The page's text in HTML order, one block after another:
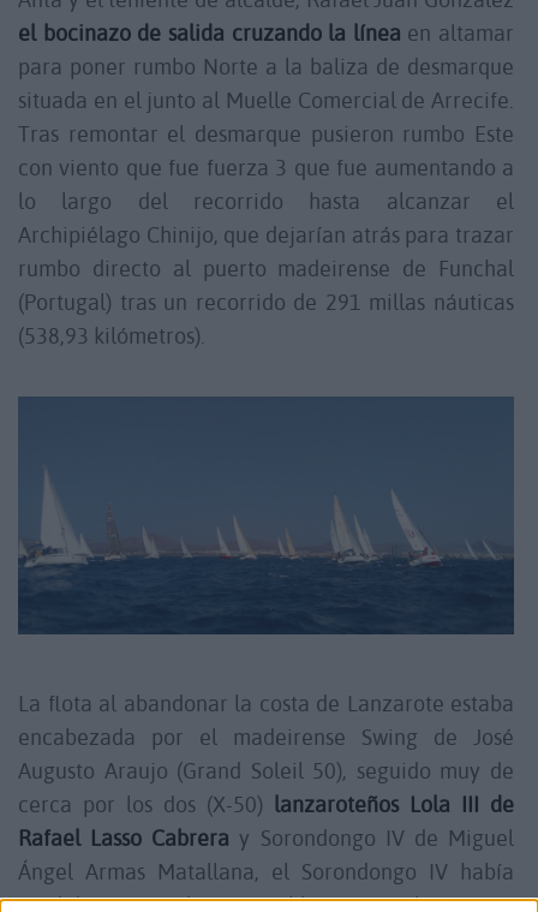
el bocinazo de salida cruzando la línea en altamar
para poner rumbo Norte a la baliza de desmarque
situada en el junto al Muelle Comercial de Arrecife.
Tras remontar el desmarque pusieron rumbo Este
con viento que fue fuerza 3 que fue aumentando a
lo largo del recorrido hasta alcanzar el
Archipiélago Chinijo, que dejarían atrás para trazar
rumbo directo al puerto madeirense de Funchal
(Portugal) tras un recorrido de 291 millas náuticas
(538,93 kilómetros).
La flota al abandonar la costa de Lanzarote estaba
encabezada por el madeirense Swing de José
Augusto Araujo (Grand Soleil 50), seguido muy de
cerca por los dos (X-50) lanzaroteños Lola III de
Rafael Lasso Cabreray Sorondongo IV de Miguel
Ángel Armas Matallana, el Sorondongo IV había
perdido camino al tener problemas con el génova a